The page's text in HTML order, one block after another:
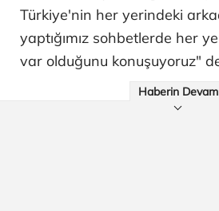
Türkiye'nin her yerindeki
yaptığımız sohbetlerde her
var olduğunu konuşuyoruz"
Haberin